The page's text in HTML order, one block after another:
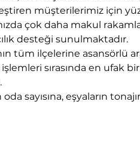
müşterilerimiz için
çok daha makul
desteği sunulmaktadır.
tüm ilçelerine asansörlü
sırasında en ufak
sayısına, eşyaların